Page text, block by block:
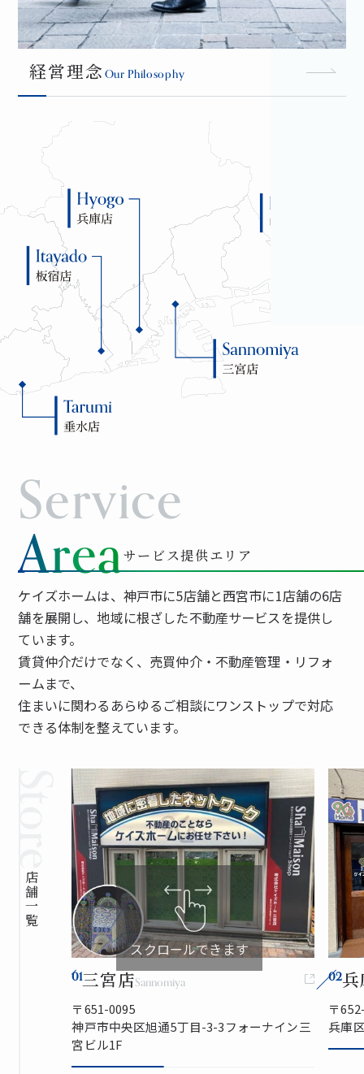
Our Philosophy
経営理念
Service
Areaサービス提供エリア
ケイズホームは、神戸市に5店舗と西宮市に1店舗の6店
舗を展開し、地域に根ざした不動産サービスを提供し
ています。
賃貸仲介だけでなく、売買仲介・不動産管理・リフォ
ームまで、
住まいに関わるあらゆるご相談にワンストップで対応
できる体制を整えています。
店舗一覧
01三宮店Sannomiya
〒651-0095
神戸市中央区旭通5丁目-3-3フォーナイン三
宮ビル1F
02
〒
兵庫
スクロールできます